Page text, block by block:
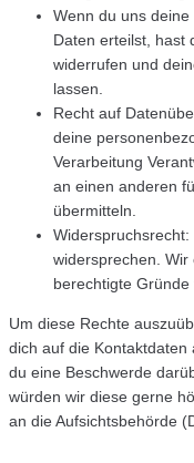
Wenn du uns
Daten erteilst, hast
widerrufen und
lassen.
Recht auf
deine
Verarbeitung
an einen anderen
übermitteln.
widersprechen.
berechtigte Gründe
Um diese Rechte
dich auf die Kontaktdaten
du eine Beschwerde
würden wir diese gerne
an die Aufsichtsbehörde